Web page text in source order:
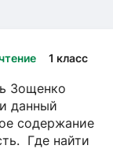
1 класс
Зощенко
данный
содержание
Где найти